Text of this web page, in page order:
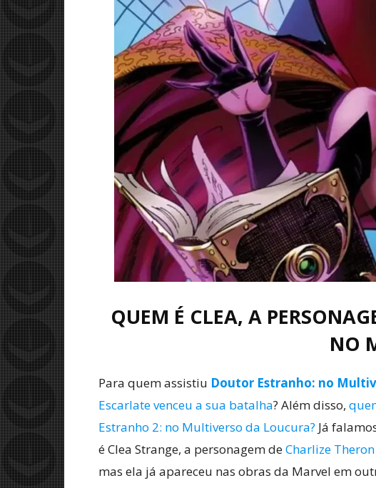
QUEM É CLEA, A
NO
Para quem assistiu Doutor Estranho: no
Escarlate venceu a sua batalha? Além disso,
Estranho 2: no Multiverso da Loucura? Já
é Clea Strange, a personagem deCharlize Theron
mas ela já apareceu nas obras da Marvel em